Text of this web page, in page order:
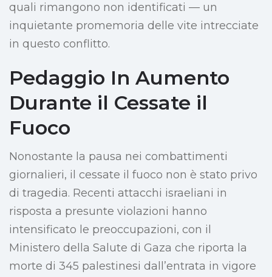
quali rimangono non identificati — un
inquietante promemoria delle vite intrecciate
in questo conflitto.
Pedaggio In Aumento
Durante il Cessate il
Fuoco
Nonostante la pausa nei combattimenti
giornalieri, il cessate il fuoco non è stato privo
di tragedia. Recenti attacchi israeliani in
risposta a presunte violazioni hanno
intensificato le preoccupazioni, con il
Ministero della Salute di Gaza che riporta la
morte di 345 palestinesi dall’entrata in vigore